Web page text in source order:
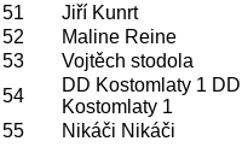
51
Jiří Kunrt
52
Maline Reine
53
Vojtěch stodola
54
DD Kostomlaty 1 DD
Kostomlaty 1
55
Nikáči Nikáči